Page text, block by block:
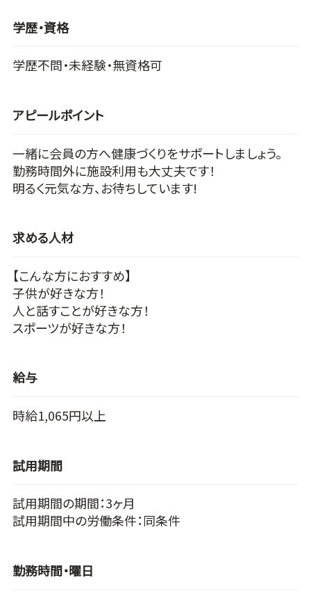
学歴・資格
学歴不問・未経験・無資格可
アピールポイント
一緒に会員の方へ健康づくりをサポートしましょう。
勤務時間外に施設利用も大丈夫です！
明るく元気な方、お待ちしています!
求める人材
【こんな方におすすめ】
子供が好きな方！
人と話すことが好きな方！
スポーツが好きな方！
給与
時給1,065円以上
試用期間
試用期間の期間：3ヶ月
試用期間中の労働条件：同条件
勤務時間・曜日